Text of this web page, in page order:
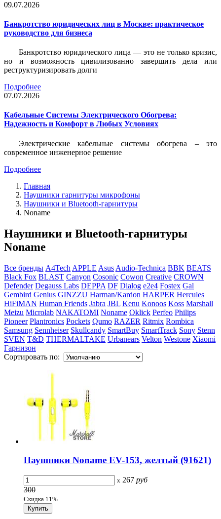
09.07.2026
Банкротство юридических лиц в Москве: практическое
руководство для бизнеса
Банкротство юридического лица — это не только кризис,
но и возможность цивилизованно завершить дела или
реструктуризировать долги
Подробнее
07.07.2026
Кабельные Системы Электрического Обогрева:
Надежность и Комфорт в Любых Условиях
Электрические кабельные системы обогрева – это
современное инженерное решение
Подробнее
Главная
Наушники гарнитуры микрофоны
Наушники и Bluetooth-гарнитуры
Noname
Наушники и Bluetooth-гарнитуры
Noname
Все бренды A4Tech APPLE Asus Audio-Technica BBK BEATS
Black Fox BLAST Canyon Cosonic Cowon Creative CROWN
Defender Degauss Labs DEPPA DF Dialog e2e4 Fostex Gal
Gembird Genius GINZZU Harman/Kardon HARPER Hercules
HiFiMAN Human Friends Jabra JBL Kenu Konoos Koss Marshall
Meizu Microlab NAKATOMI Noname Oklick Perfeo Philips
Pioneer Plantronics Pockets Qumo RAZER Ritmix Rombica
Samsung Sennheiser Skullcandy SmartBuy SmartTrack Sony Stenn
SVEN T&D THERMALTAKE Urbanears Velton Westone Xiaomi
Гарнизон
Сортировать по:
Наушники Noname EV-153, желтый (91621)
x 267 руб
300
Скидка 11%